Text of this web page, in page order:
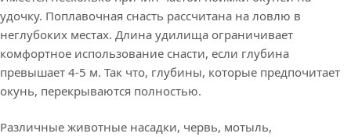
удочку. Поплавочная снасть рассчитана на ловлю в
неглубоких местах. Длина удилища ограничивает
комфортное использование снасти, если глубина
превышает 4-5 м. Так что, глубины, которые предпочитает
окунь, перекрываются полностью.
Различные животные насадки, червь, мотыль,